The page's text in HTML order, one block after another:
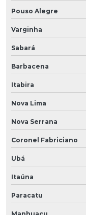
Pouso Alegre
Varginha
Sabará
Barbacena
Itabira
Nova Lima
Nova Serrana
Coronel Fabriciano
Ubá
Itaúna
Paracatu